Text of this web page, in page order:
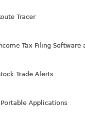
Tracer
Tax Filing Software
Trade Alerts
Applications